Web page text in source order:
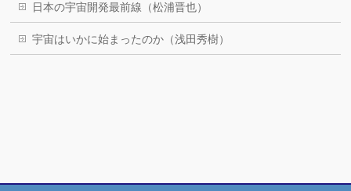
日本の宇宙開発最前線（松浦晋也）
宇宙はいかに始まったのか（浅田秀樹）